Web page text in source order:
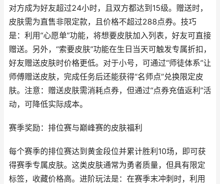
对方成为好友超过24小时，且双方都达到15级。赠送时，
皮肤需为直售非限定款，且价格不超过288点券。技巧
是：利用“心愿单”功能，将想要皮肤加入列表，好友可直接
赠送。另外，“索要皮肤”功能在生日当天可触发专属折扣，
好友赠送皮肤时价格更低。对于小号，可通过“师徒体系”让
师傅赠送皮肤，完成任务后还能获得“名师点”兑换限定皮
肤。注意：赠送皮肤需消耗点券，但通过“点券充值返利”活
动，可降低实际成本。
赛季奖励：排位赛与巅峰赛的皮肤福利
每个赛季的排位赛达到黄金段位并累计胜利10场，即可获
得赛季专属皮肤。这类皮肤通常为勇者质量，但具有限定
标签，收藏价格高。进阶玩法是：在赛季末冲刺时，利用